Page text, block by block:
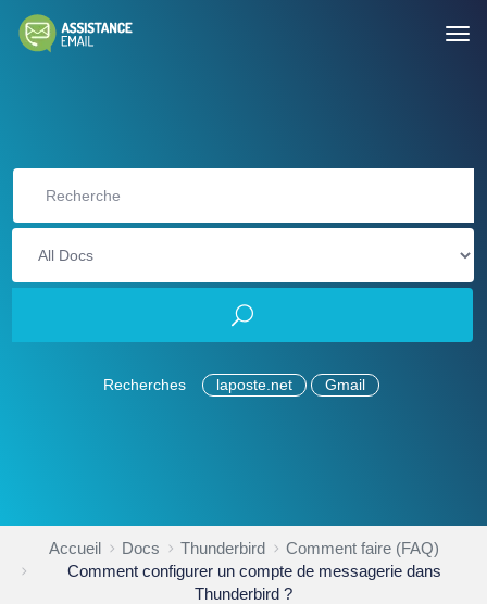
Recherches laposte.net Gmail
Accueil Docs Thunderbird
Comment faire (FAQ)
Comment configurer un compte de messagerie dans
Thunderbird ?